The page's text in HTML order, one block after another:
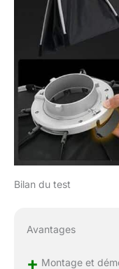
Bilan du test
Avantages
+ Montage et